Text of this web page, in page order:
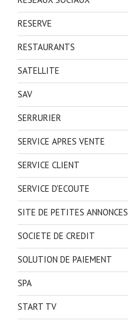
RESERVE
RESTAURANTS
SATELLITE
SAV
SERRURIER
SERVICE APRES VENTE
SERVICE CLIENT
SERVICE D'ECOUTE
SITE DE PETITES ANNONCES
SOCIETE DE CREDIT
SOLUTION DE PAIEMENT
SPA
START TV